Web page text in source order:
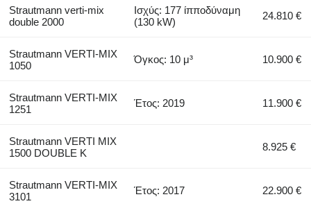
Strautmann verti-mix
double 2000
Ισχύς: 177 ίπποδύναμη
(130 kW)
24.810 €
Strautmann VERTI-MIX
1050
Όγκος: 10 μ³ 10.900 €
Strautmann VERTI-MIX
1251
Έτος: 2019 11.900 €
Strautmann VERTI MIX
1500 DOUBLE K
8.925 €
Strautmann VERTI-MIX
3101
Έτος: 2017 22.900 €